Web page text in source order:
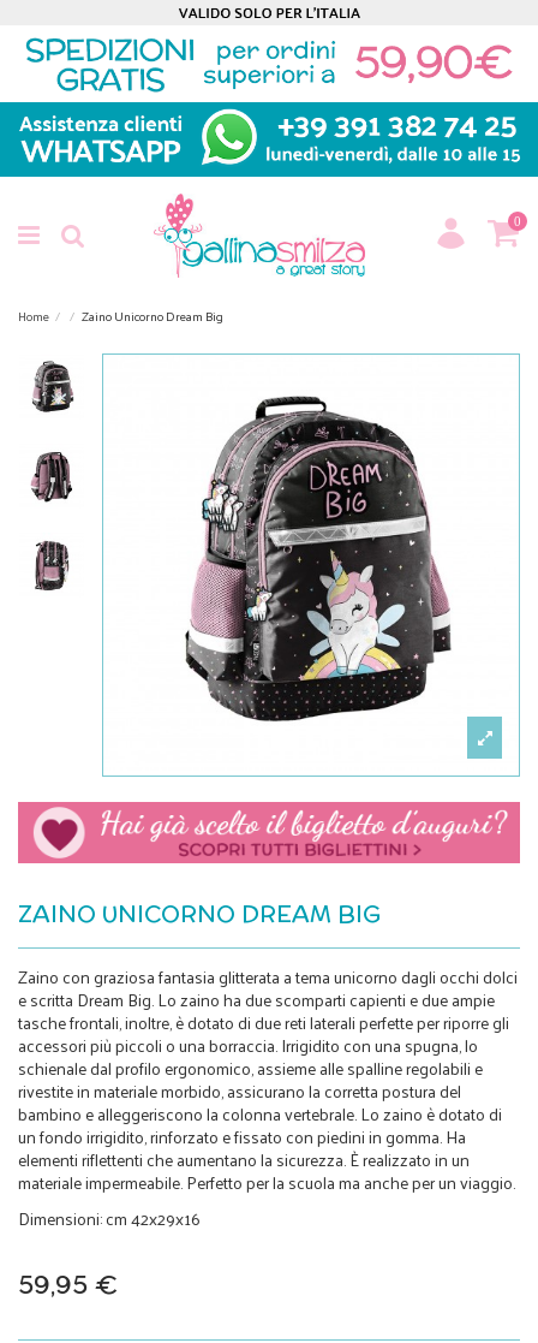
0
Home Zaino Unicorno Dream Big
ZAINO UNICORNO DREAM BIG
Zaino con graziosa fantasia glitterata a tema unicorno dagli occhi dolci
e scritta Dream Big. Lo zaino ha due scomparti capienti e due ampie
tasche frontali, inoltre, è dotato di due reti laterali perfette per riporre gli
accessori più piccoli o una borraccia. Irrigidito con una spugna, lo
schienale dal profilo ergonomico, assieme alle spalline regolabili e
rivestite in materiale morbido, assicurano la corretta postura del
bambino e alleggeriscono la colonna vertebrale. Lo zaino è dotato di
un fondo irrigidito, rinforzato e fissato con piedini in gomma. Ha
elementi riflettenti che aumentano la sicurezza. È realizzato in un
materiale impermeabile. Perfetto per la scuola ma anche per un viaggio.
Dimensioni: cm 42x29x16
59,95 €